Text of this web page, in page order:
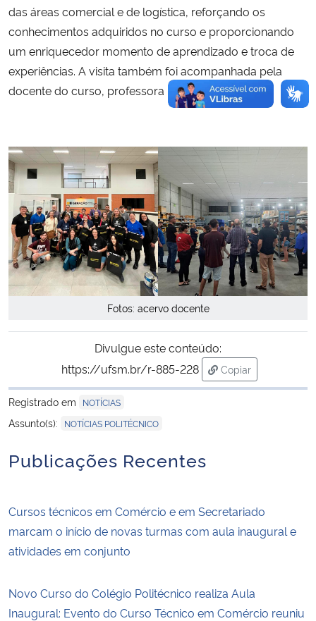
das áreas comercial e de logística, reforçando os
conhecimentos adquiridos no curso e proporcionando
um enriquecedor momento de aprendizado e troca de
experiências. A visita também foi acompanhada pela
docente do curso, professora Berenice Santini.
Fotos: acervo docente
Divulgue este conteúdo:
https://ufsm.br/r-885-228
Copiar
para área de
Registrado em
NOTÍCIAS
Assunto(s): NOTÍCIAS POLITÉCNICO
Publicações Recentes
Cursos técnicos em Comércio e em Secretariado
marcam o início de novas turmas com aula inaugural e
atividades em conjunto
Novo Curso do Colégio Politécnico realiza Aula
Inaugural: Evento do Curso Técnico em Comércio reuniu